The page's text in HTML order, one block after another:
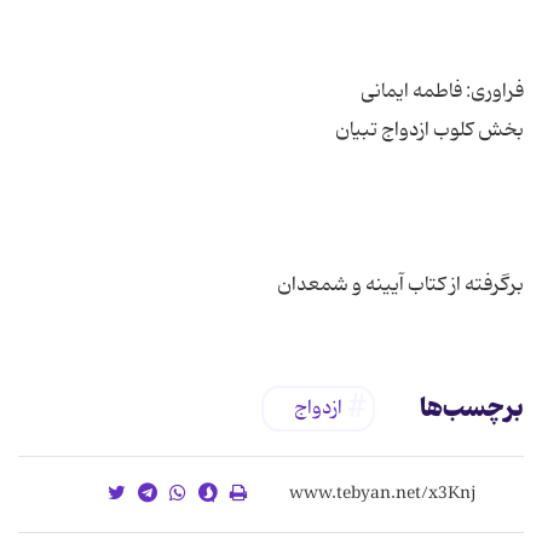
برگرفته از کتاب آیینه و شمعدان
برچسب‌ها ازدواج